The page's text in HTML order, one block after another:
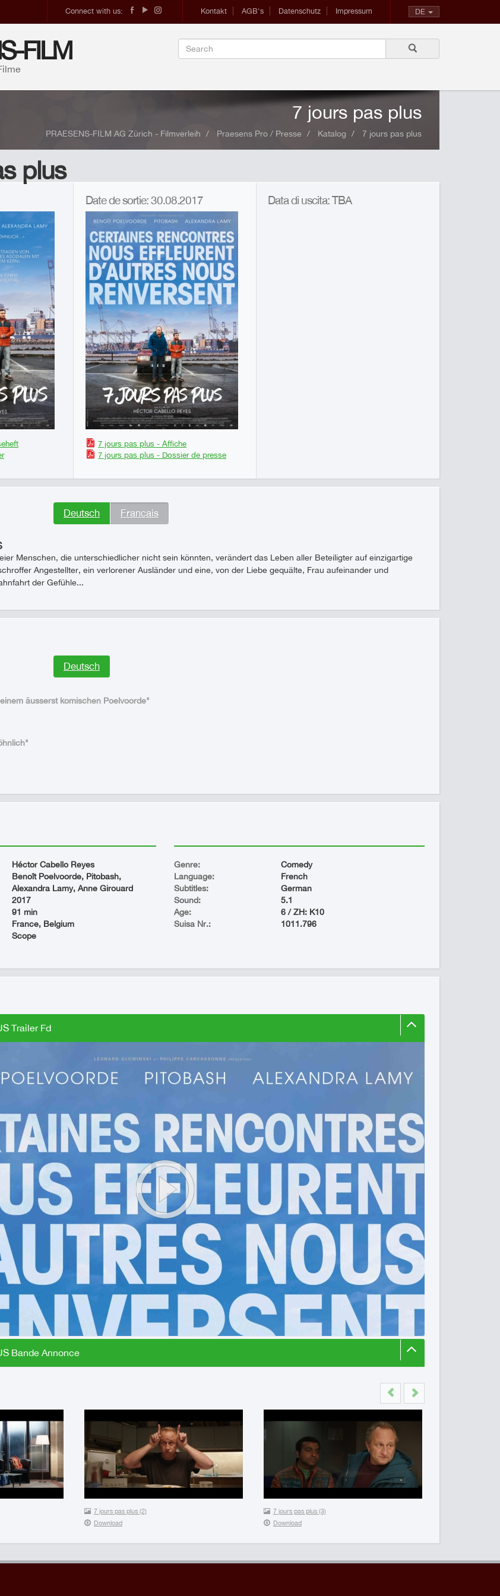
DE
Kontakt AGB's Datenschutz Impressum
Connect with us:
FILM
7 jours pas plus
PRAESENS-FILM AG Zürich - Filmverleih Praesens Pro / Presse Katalog 7 jours pas plus
plus
Date de sortie: 30.08.2017
7 jours pas plus - Affiche
7 jours pas plus - Dossier de presse
Data di uscita: TBA
Deutsch Francais
Menschen, die unterschiedlicher nicht sein könnten, verändert das Leben aller Beteiligter auf einzigartige
Angestellter, ein verlorener Ausländer und eine, von der Liebe gequälte, Frau aufeinander und
der Gefühle...
Deutsch
äusserst komischen Poelvoorde"
Héctor Cabello Reyes
Benoît Poelvoorde, Pitobash,
Alexandra Lamy, Anne Girouard
2017
91 min
France, Belgium
Scope
Genre:
Comedy
Language:
French
Subtitles:
German
Sound:
5.1
Age:
6 / ZH: K10
Suisa Nr.:
1011.796
Trailer Fd
Bande Annonce
7 jours pas plus (2)
Download
7 jours pas plus (3)
Download
Previous
Next